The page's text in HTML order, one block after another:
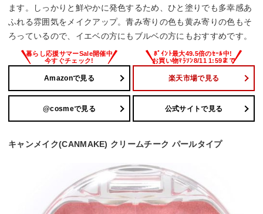
ます。しっかりと鮮やかに発色するため、ひと塗りでも多幸感あ
ふれる雰囲気をメイクアップ。青み寄りの色も黄み寄りの色もそ
ろっているので、イエベの方にもブルベの方にもおすすめです。
Amazonで見る 楽天市場で見る
@cosmeで見る 公式サイトで見る
キャンメイク(CANMAKE) クリームチーク パールタイプ